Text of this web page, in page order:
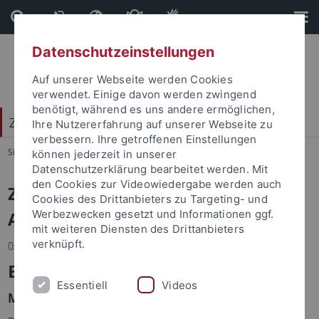
Direkt
zum
Inhalt
Direkt
zur
Fußleiste
Zentrum für Datenverarbeitung (ZDV)
Sie sind hier: Startseite ... Zentrum für Datenverarbeitung
Zentrum für Datenverarbeitung -
Archiv
03.08.2022
BW-PC 6
Modellwechsel
Datenschutzeinstellungen
Auf unserer Webseite werden Cookies
verwendet. Einige davon werden zwingend
benötigt, während es uns andere ermöglichen,
Ihre Nutzererfahrung auf unserer Webseite zu
verbessern. Ihre getroffenen Einstellungen
können jederzeit in unserer
Datenschutzerklärung bearbeitet werden. Mit
den Cookies zur Videowiedergabe werden auch
Cookies des Drittanbieters zu Targeting- und
Werbezwecken gesetzt und Informationen ggf.
mit weiteren Diensten des Drittanbieters
verknüpft.
Essentiell Videos